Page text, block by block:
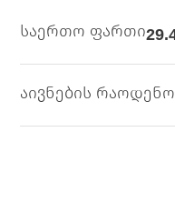
საერთო ფართი
აივნების